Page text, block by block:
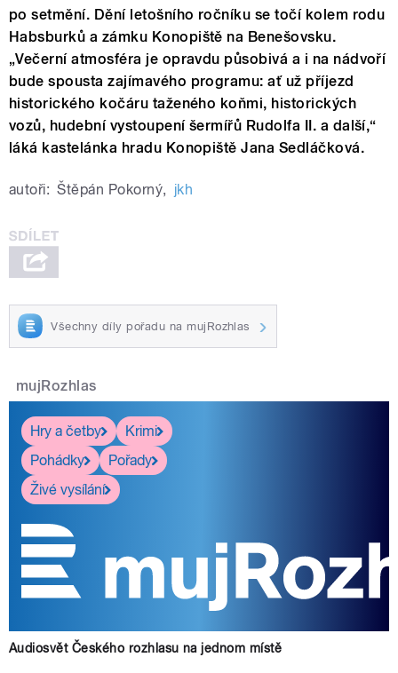
po setmění. Dění letošního ročníku se točí kolem rodu
Habsburků a zámku Konopiště na Benešovsku.
„Večerní atmosféra je opravdu působivá a i na nádvoří
bude spousta zajímavého programu: ať už příjezd
historického kočáru taženého koňmi, historických
vozů, hudební vystoupení šermířů Rudolfa II. a další,“
láká kastelánka hradu Konopiště Jana Sedláčková.
autoři: Štěpán Pokorný, jkh
Všechny díly pořadu na mujRozhlas
mujRozhlas
Hry a četby
Krimi
Pohádky
Pořady
Živé vysílání
Audiosvět Českého rozhlasu na jednom místě